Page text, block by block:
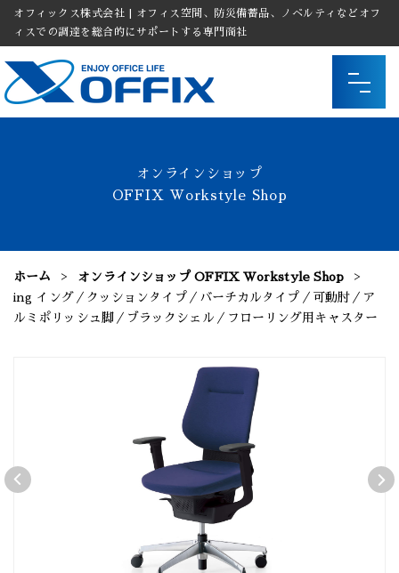
オフィックス株式会社 | オフィス空間、防災備蓄品、ノベルティなどオフ
ィスでの調達を総合的にサポートする専門商社
オンラインショップ
OFFIX Workstyle Shop
ホーム
オンラインショップ OFFIX Workstyle Shop
ing イング／クッションタイプ／バーチカルタイプ／可動肘／ア
ルミポリッシュ脚／ブラックシェル／フローリング用キャスター